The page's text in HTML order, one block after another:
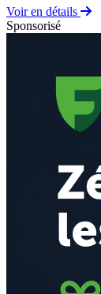
Voir en détails
Sponsorisé